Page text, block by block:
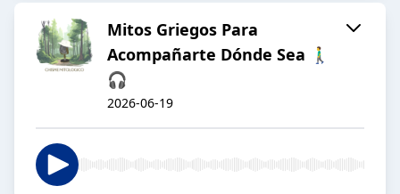
Mitos Griegos Para
Acompañarte Dónde Sea 🚶‍♂️
🎧
2026-06-19